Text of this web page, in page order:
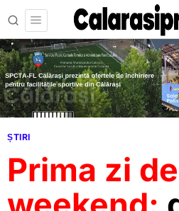
ȘTIRI
Prima zi de